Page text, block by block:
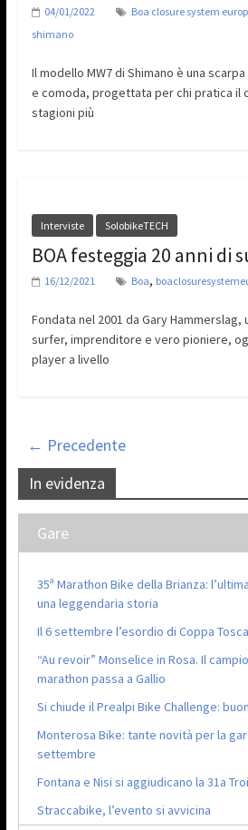
04/01/2022 Boa closure system
shimano
Il modello MW7 di Shimano è una
e comoda, progettata per chi pratica il
stagioni più
Interviste SolobikeTECH
BOA festeggia 20 anni di
16/12/2021 Boa,
Fondata nel 2001 da Gary
surfer, imprenditore e vero pioniere,
player a livello
← Precedente
In evidenza
Gare
35ª Marathon Bike della Brianza:
una leggendaria storia
Il 6 settembre l’esordio di Coppa
“Au revoir” Monselice in Rosa. Il
marathon passa a Gallio
Si chiude il Prealpi Bike Challenge:
Monterosa Bike: tante novità per la
settembre
Fontana e Nisi si aggiudicano la 31a
Straccabike, l’evento si avvicina